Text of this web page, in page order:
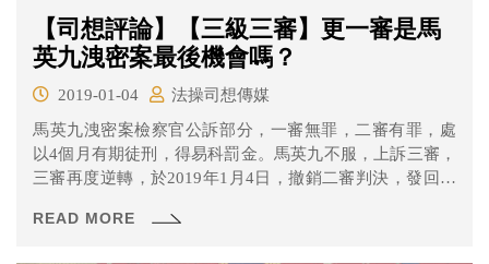
【司想評論】【三級三審】更一審是馬
英九洩密案最後機會嗎？
2019-01-04
法操司想傳媒
馬英九洩密案檢察官公訴部分，一審無罪，二審有罪，處
以4個月有期徒刑，得易科罰金。馬英九不服，上訴三審，
三審再度逆轉，於2019年1月4日，撤銷二審判決，發回更
正有期待；柯建銘則對外表示，最高法院自我矮化、濫權
READ MORE